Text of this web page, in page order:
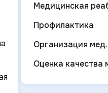
Медицинская
Профилактика
Организация
Оценка